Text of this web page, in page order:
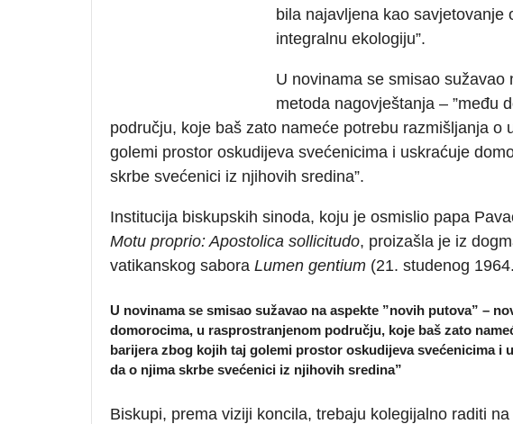
bila najavljena kao savjetovanje
integralnu ekologiju”.
U novinama se smisao sužavao
metoda nagovještanja – ”među
području, koje baš zato nameće potrebu razmišljanja o
golemi prostor oskudijeva svećenicima i uskraćuje
skrbe svećenici iz njihovih sredina”.
Institucija biskupskih sinoda, koju je osmislio papa
Motu proprio: Apostolica sollicitudo, proizašla je iz
vatikanskog sabora Lumen gentium (21. studenog
U novinama se smisao sužavao na aspekte ”novih putova” –
domorocima, u rasprostranjenom području, koje baš zato
barijera zbog kojih taj golemi prostor oskudijeva svećenicima i
da o njima skrbe svećenici iz njihovih sredina”
Biskupi, prema viziji koncila, trebaju kolegijalno raditi